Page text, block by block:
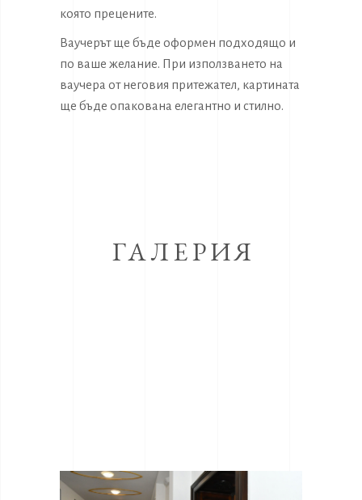
която прецените.
Ваучерът ще бъде оформен подходящо и
по ваше желание. При използването на
ваучера от неговия притежател, картината
ще бъде опакована елегантно и стилно.
ГАЛЕРИЯ